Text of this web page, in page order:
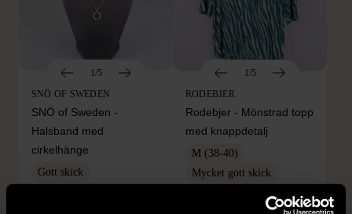
1/5
SNÖ OF SWEDEN
SNÖ of Sweden -
Halsband med
cirkelhänge
Gott skick
1/5
RODEBJER
Rodebjer - Mönstrad topp
med knappdetalj
M (38-40)
Mycket gott skick